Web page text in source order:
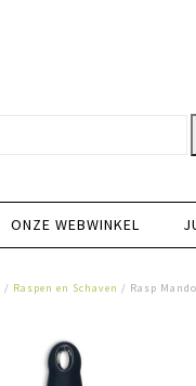
ONZE WEBWINKEL
/ Raspen en Schaven / Rasp